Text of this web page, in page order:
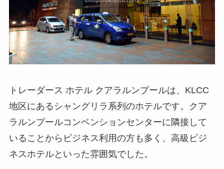
トレーダース ホテル クアラルンプールは、KLCC
地区にあるシャングリラ系列のホテルです。クア
ラルンプールコンベンションセンターに隣接して
いることからビジネス利用の方も多く、高級ビジ
ネスホテルといった雰囲気でした。